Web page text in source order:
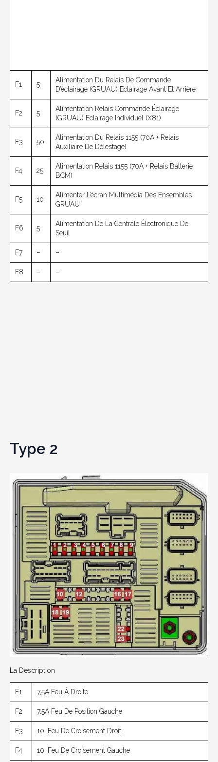
F1 5
Alimentation Du Relais De Commande
D’éclairage (GRUAU) Eclairage Avant Et Arrière
F2 5
Alimentation Relais Commande Éclairage
(GRUAU) Eclairage Individuel (X81)
F3 50
Alimentation Du Relais 1155 (70A + Relais
Auxiliaire De Délestage)
F4 25
Alimentation Relais 1155 (70A + Relais Batterie
BCM)
F5 10
Alimenter L’écran Multimédia Des Ensembles
GRUAU
F6 5
Alimentation De La Centrale Électronique De
Seuil
F7 – –
F8 – –
Type 2
La Description
F1 7,5А Feu À Droite
F2 7,5А Feu De Position Gauche
F3 10, Feu De Croisement Droit
F4 10, Feu De Croisement Gauche